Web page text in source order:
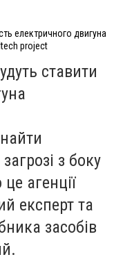
електричного двигуна
project
ставити
з боку
агенції
експерт та
засобів